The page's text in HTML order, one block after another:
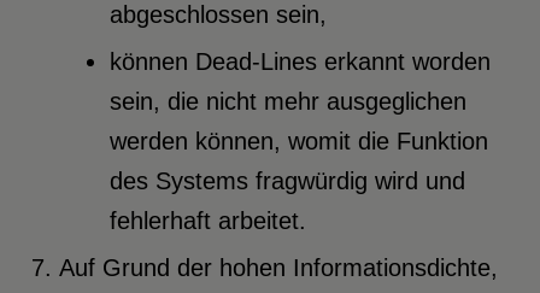
abgeschlossen sein,
können Dead-Lines erkannt worden
sein, die nicht mehr ausgeglichen
werden können, womit die Funktion
des Systems fragwürdig wird und
fehlerhaft arbeitet.
Auf Grund der hohen Informationsdichte,